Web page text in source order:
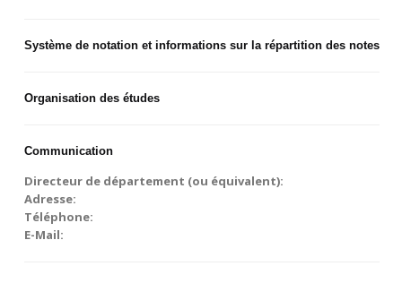
Système de notation et informations sur la répartition des notes
Organisation des études
Communication
Directeur de département (ou équivalent):
Adresse:
Téléphone:
E-Mail: